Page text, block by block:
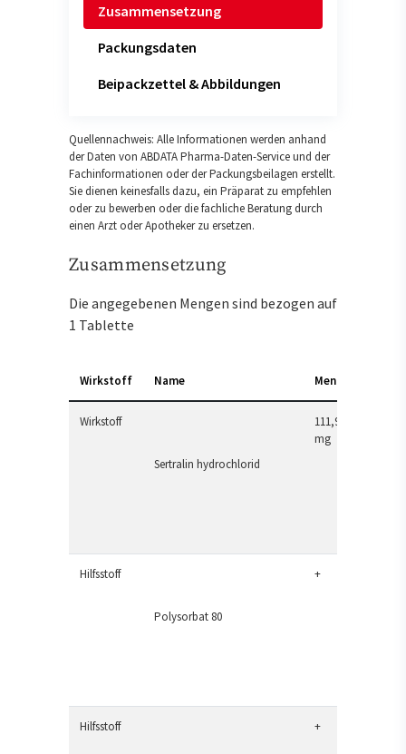
Zusammensetzung
Packungsdaten
Beipackzettel & Abbildungen
Quellennachweis: Alle Informationen werden anhand
der Daten von ABDATA Pharma-Daten-Service und der
Fachinformationen oder der Packungsbeilagen erstellt.
Sie dienen keinesfalls dazu, ein Präparat zu empfehlen
oder zu bewerben oder die fachliche Beratung durch
einen Arzt oder Apotheker zu ersetzen.
Zusammensetzung
Die angegebenen Mengen sind bezogen auf
1 Tablette
Wirkstoff Name Menge
Wirkstoff
Sertralin hydrochlorid
111,91
mg
Hilfsstoff
Polysorbat 80
+
Hilfsstoff +